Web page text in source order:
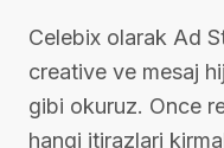
Celebix olarak Ad
creative ve mesaj
gibi okuruz. Once
hangi itirazlari